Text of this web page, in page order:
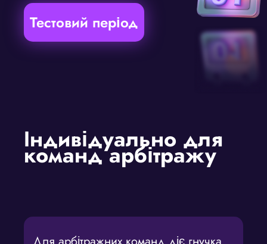
Тестовий період
Індивідуально для
команд арбітражу